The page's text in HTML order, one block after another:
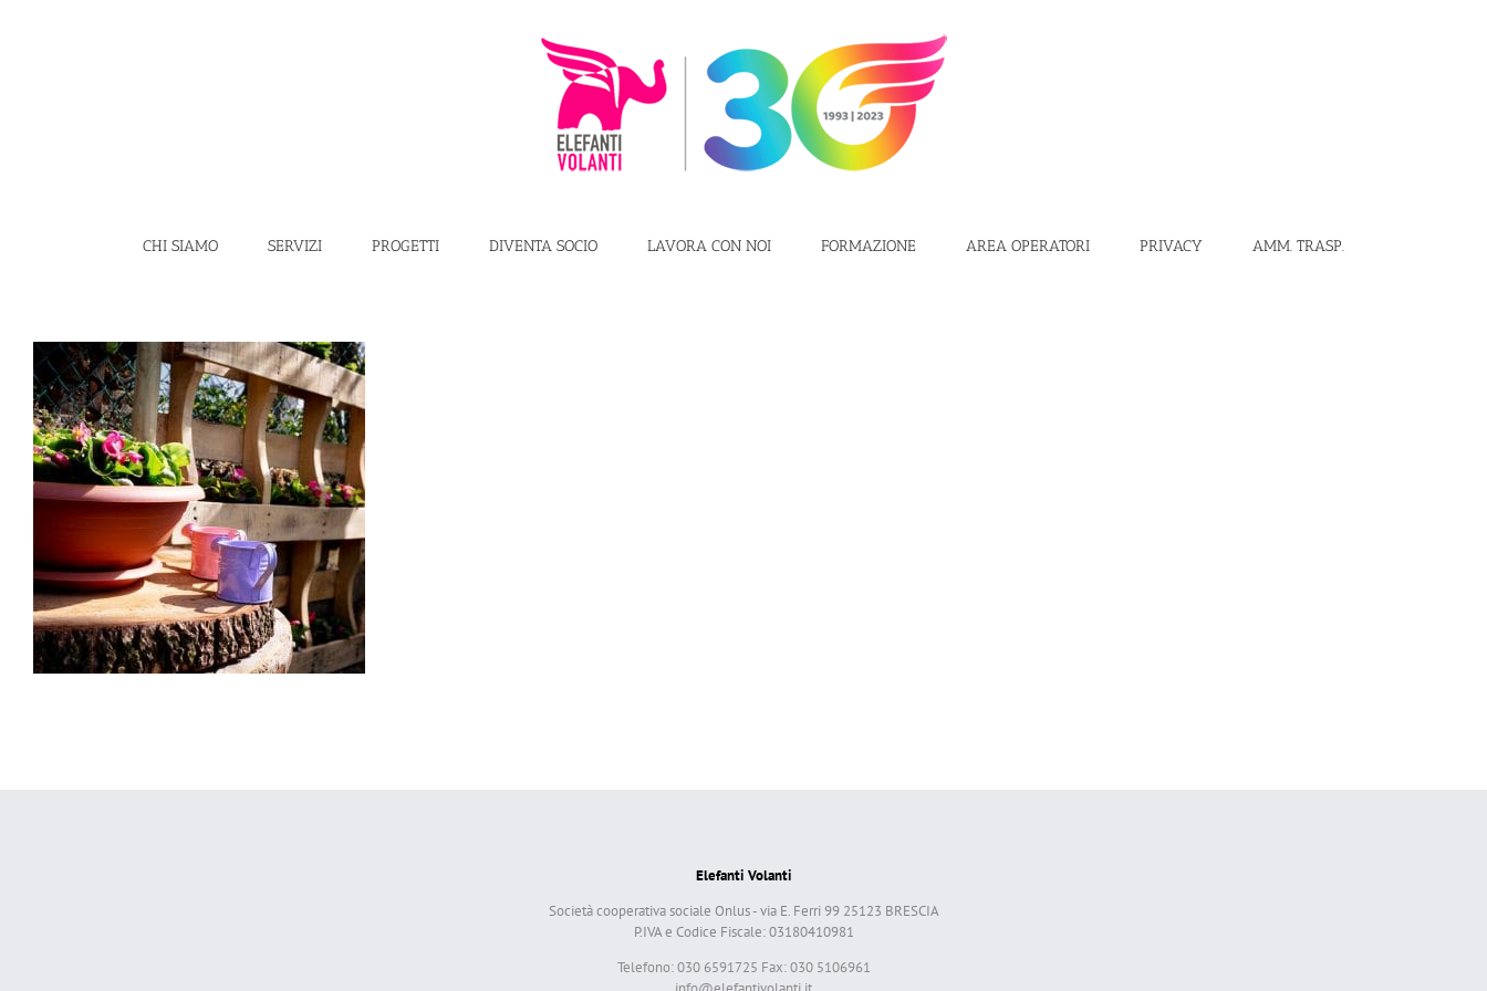
CHI SIAMO SERVIZI PROGETTI DIVENTA SOCIO LAVORA CON NOI FORMAZIONE AREA OPERATORI PRIVACY AMM. TRASP.
Elefanti Volanti
Società cooperativa sociale Onlus - via E. Ferri 99 25123 BRESCIA
P.IVA e Codice Fiscale: 03180410981
Telefono: 030 6591725 Fax: 030 5106961